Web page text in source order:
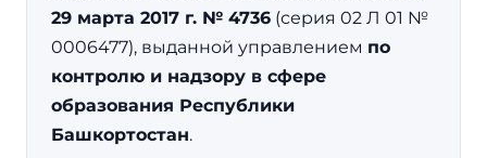
29 марта 2017 г. № 4736 (серия 02 Л 01 №
0006477), выданной управлением по
контролю и надзору в сфере
образования Республики
Башкортостан.